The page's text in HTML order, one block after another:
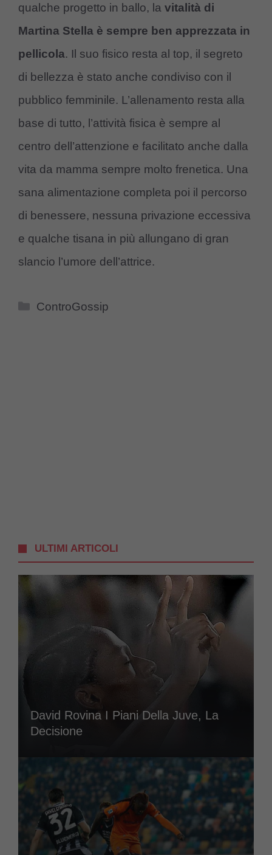
qualche progetto in ballo, la vitalità di
Martina Stella è sempre ben apprezzata in
pellicola. Il suo fisico resta al top, il segreto
di bellezza è stato anche condiviso con il
pubblico femminile. L’allenamento resta alla
base di tutto, l’attività fisica è sempre al
centro dell’attenzione e facilitato anche dalla
vita da mamma sempre molto frenetica. Una
sana alimentazione completa poi il percorso
di benessere, nessuna privazione eccessiva
e qualche tisana in più allungano di gran
slancio l’umore dell’attrice.
Categorie
ControGossip
ULTIMI ARTICOLI
David Rovina I Piani Della Juve, La
Decisione